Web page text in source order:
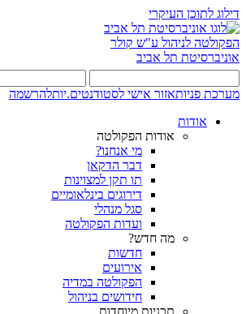
דילוג לתוכן העיקרי
הפקולטה לניהול ע"ש קולר
אוניברסיטת תל אביב
מערכת פניותאזור אישי לסטודנטים.יותלהרשמה
אודות
אודות הפקולטה
מי אנחנו?
דבר הדקאן
תו תקן למצוינות
דירוגים בינלאומיים
סגל מנהלי
ועדות הפקולטה
מה חדש?
חדשות
אירועים
הפקולטה במדיה
חידושים בניהול
תכניות מיוחדות